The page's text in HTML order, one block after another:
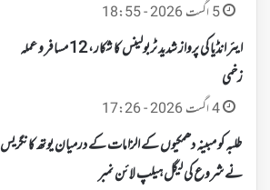
5 اگست 2026 - 18:55
ایئر انڈیا کی پرواز شدید ٹربولینس کا شکار، 12 مسافر و عملہ
زخمی
4 اگست 2026 - 17:26
طلبہ کو مبینہ دھمکیوں کے الزامات کے درمیان یوتھ کانگریس
نے شروع کی لیگل ہیلپ لائن نمبر